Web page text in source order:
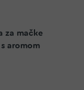
za mačke
aromom